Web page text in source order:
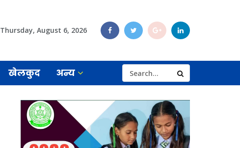
Thursday, August 6, 2026
खेलकुद अन्य